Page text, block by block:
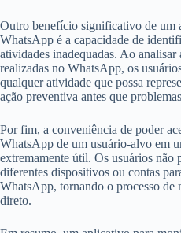
Outro benefício significativo de um
WhatsApp é a capacidade de
atividades inadequadas. Ao analisar
realizadas no WhatsApp, os
qualquer atividade que possa
ação preventiva antes que
Por fim, a conveniência de poder
WhatsApp de um usuário-alvo em
extremamente útil. Os usuários não
diferentes dispositivos ou contas
WhatsApp, tornando o processo de
direto.